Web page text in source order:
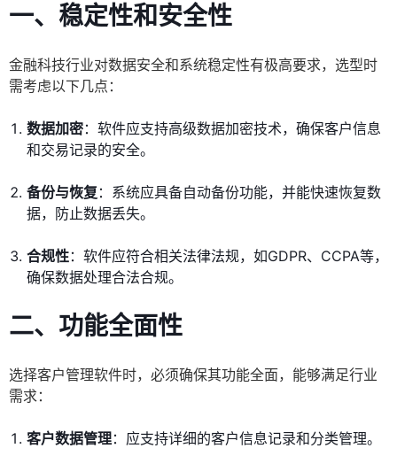
一、稳定性和安全性
金融科技行业对数据安全和系统稳定性有极高要求，选型时
需考虑以下几点：
数据加密：软件应支持高级数据加密技术，确保客户信息
和交易记录的安全。
备份与恢复 ：系统应具备自动备份功能，并能快速恢复数
据，防止数据丢失。
合规性：软件应符合相关法律法规，如GDPR、CCPA等，
确保数据处理合法合规。
二、功能全面性
选择客户管理软件时，必须确保其功能全面，能够满足行业
需求：
客户数据管理：应支持详细的客户信息记录和分类管理。